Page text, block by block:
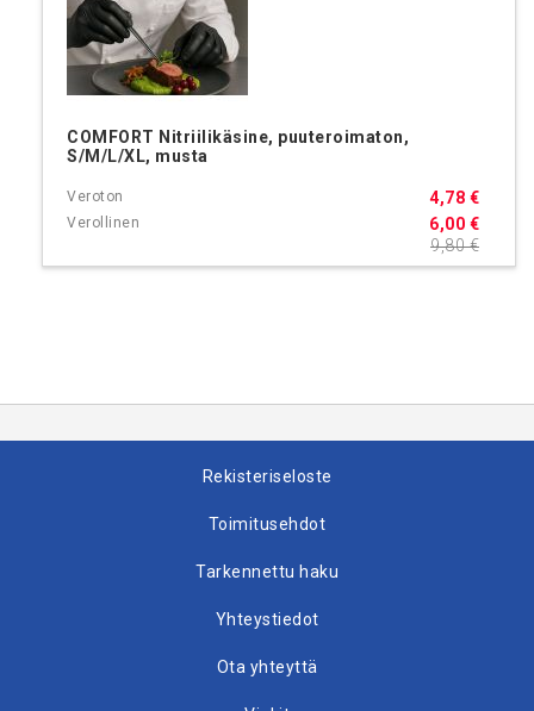
COMFORT Nitriilikäsine, puuteroimaton,
S/M/L/XL, musta
6,00 €
4,78 €
9,80 €
Rekisteriseloste
Toimitusehdot
Tarkennettu haku
Yhteystiedot
Ota yhteyttä